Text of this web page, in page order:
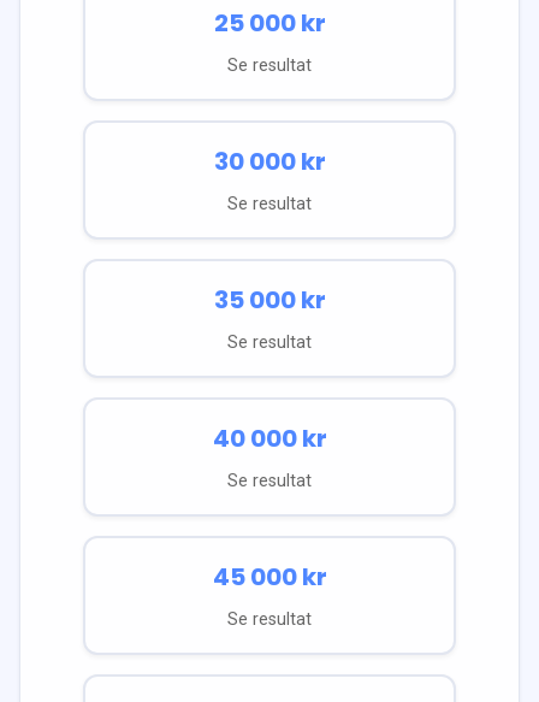
25 000kr
Se resultat
30 000kr
Se resultat
35 000kr
Se resultat
40 000kr
Se resultat
45 000kr
Se resultat